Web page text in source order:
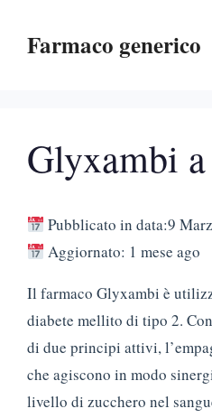
Farmaco generico
Glyxambi a
Pubblicato in data:9
Aggiornato: 1 mese ago
Il farmaco Glyxambi è
diabete mellito di tipo 2.
di due principi attivi,
che agiscono in modo
livello di zucchero nel